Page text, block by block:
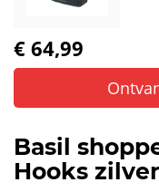
€ 64,99
Basil
Hooks